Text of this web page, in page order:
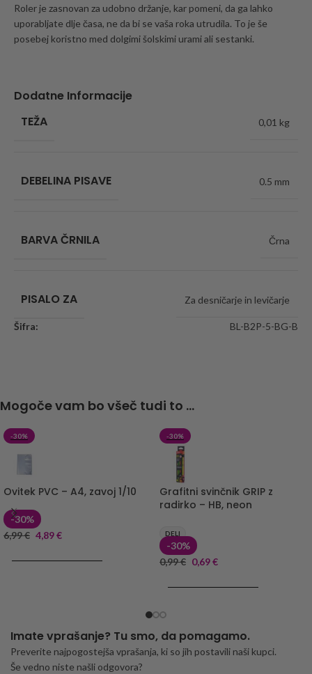
Roler je zasnovan za udobno držanje, kar pomeni, da ga lahko
uporabljate dlje časa, ne da bi se vaša roka utrudila. To je še
posebej koristno med dolgimi šolskimi urami ali sestanki.
Dodatne Informacije
TEŽA
0,01 kg
DEBELINA PISAVE 0.5 mm
BARVA ČRNILA Črna
PISALO ZA Za desničarje in levičarje
Šifra: BL-B2P-5-BG-B
Mogoče vam bo všeč tudi to ...
-30%
Ovitek PVC – A4, zavoj 1/10
-30%
6,99€ 4,89€
-30%
Grafitni svinčnik GRIP z
radirko – HB, neon
DELI
-30%
0,99€ 0,69€
Imate vprašanje? Tu smo, da pomagamo.
Preverite najpogostejša vprašanja, ki so jih postavili naši kupci.
Še vedno niste našli odgovora?